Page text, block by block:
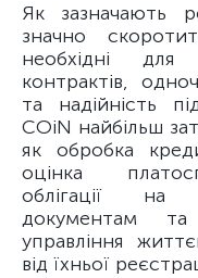
Як зазначають
значно
необхідні
контрактів,
та надійність
COiN найбільш
як обробка
оцінка
облігації на
документам та
управління
від їхньої